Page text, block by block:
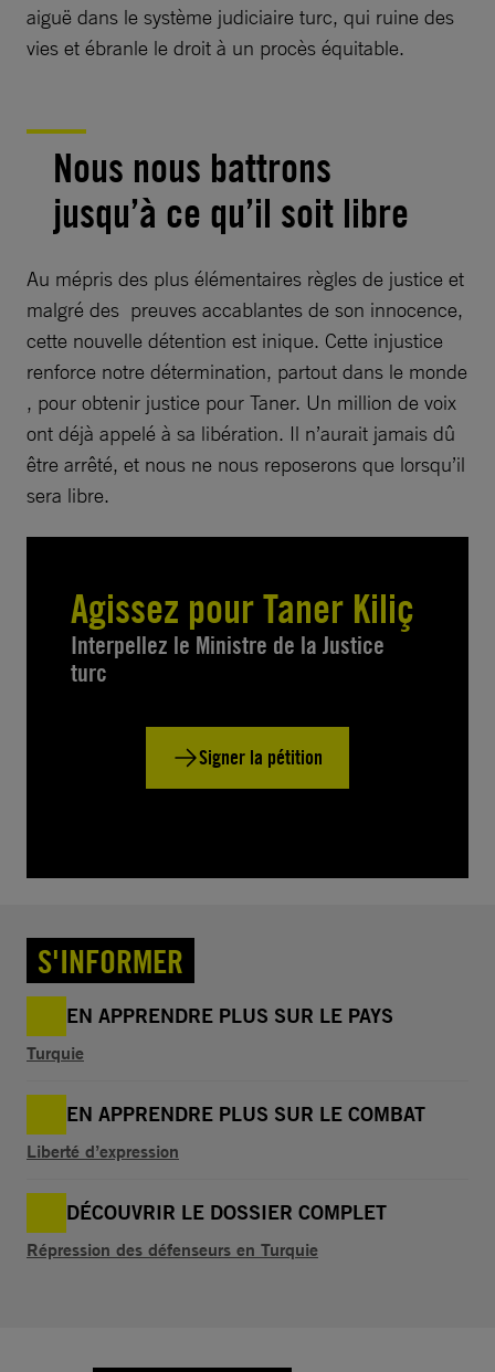
aiguë dans le système judiciaire turc, qui ruine des
vies et ébranle le droit à un procès équitable.
Nous nous battrons
jusqu’à ce qu’il soit libre
Au mépris des plus élémentaires règles de justice et
malgré des preuves accablantes de son innocence,
cette nouvelle détention est inique. Cette injustice
renforce notre détermination, partout dans le monde
, pour obtenir justice pour Taner. Un million de voix
ont déjà appelé à sa libération. Il n’aurait jamais dû
être arrêté, et nous ne nous reposerons que lorsqu’il
sera libre.
Agissez pour Taner Kiliç
Interpellez le Ministre de la Justice
turc
Signer la pétition
S'INFORMER
EN APPRENDRE PLUS SUR LE PAYS
Turquie
EN APPRENDRE PLUS SUR LE COMBAT
Liberté d’expression
DÉCOUVRIR LE DOSSIER COMPLET
Répression des défenseurs en Turquie